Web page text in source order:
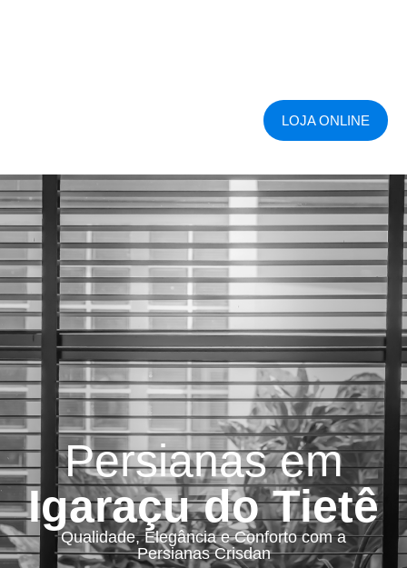
LOJA ONLINE
Persianas em
Igaraçu do Tietê
Qualidade, Elegância e Conforto com a
Persianas Crisdan